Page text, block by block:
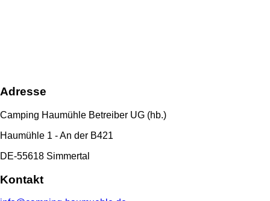
Adresse
Camping Haumühle Betreiber UG (hb.)
Haumühle 1 - An der B421
DE-55618 Simmertal
Kontakt